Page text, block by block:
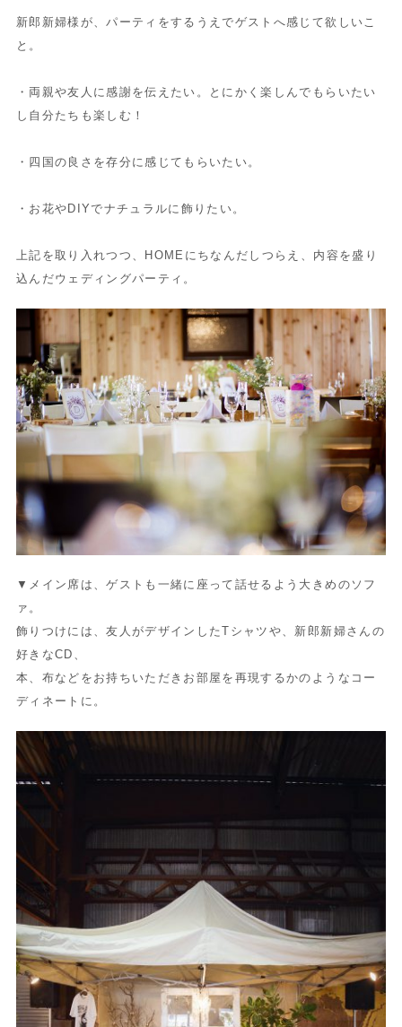
新郎新婦様が、パーティをするうえでゲストへ感じて欲しいこ
と。
・両親や友人に感謝を伝えたい。とにかく楽しんでもらいたい
し自分たちも楽しむ！
・四国の良さを存分に感じてもらいたい。
・お花やDIYでナチュラルに飾りたい。
上記を取り入れつつ、HOMEにちなんだしつらえ、内容を盛り
込んだウェディングパーティ。
▼メイン席は、ゲストも一緒に座って話せるよう大きめのソフ
ァ。
飾りつけには、友人がデザインしたTシャツや、新郎新婦さんの
好きなCD、
本、布などをお持ちいただきお部屋を再現するかのようなコー
ディネートに。